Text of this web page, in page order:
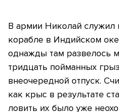
В армии Николай служил
корабле в Индийском
однажды там развелось
тридцать пойманных
внеочередной отпуск.
как крыс в результате
ловить их было уже